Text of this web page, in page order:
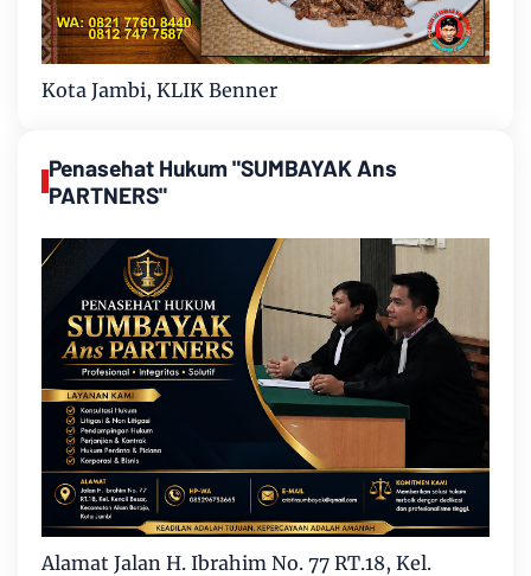
Kota Jambi, KLIK Benner
Penasehat Hukum "SUMBAYAK Ans
PARTNERS"
Alamat Jalan H. Ibrahim No. 77 RT.18, Kel.